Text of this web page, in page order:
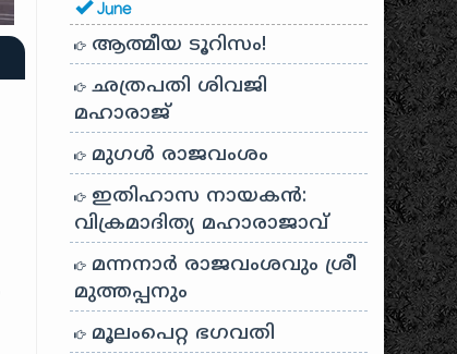
June
ആത്മീയ ടൂറിസം!
ഛത്രപതി ശിവജി
മഹാരാജ്
മുഗൾ രാജവംശം
ഇതിഹാസ നായകൻ:
വിക്രമാദിത്യ മഹാരാജാവ്
മന്നനാർ രാജവംശവും ശ്രീ
മുത്തപ്പനും
മൂലംപെറ്റ ഭഗവതി